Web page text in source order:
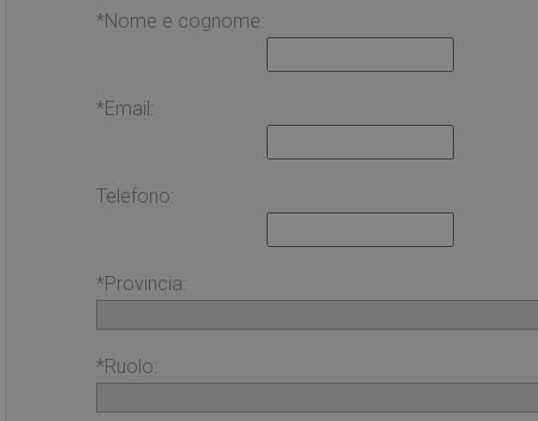
*Nome e cognome:
*Email:
Telefono:
*Provincia:
*Ruolo: